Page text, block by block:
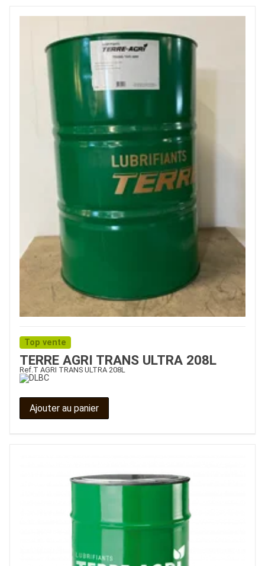
Top vente
TERRE AGRI TRANS ULTRA 208L
Ref.T AGRI TRANS ULTRA 208L
Ajouter au panier